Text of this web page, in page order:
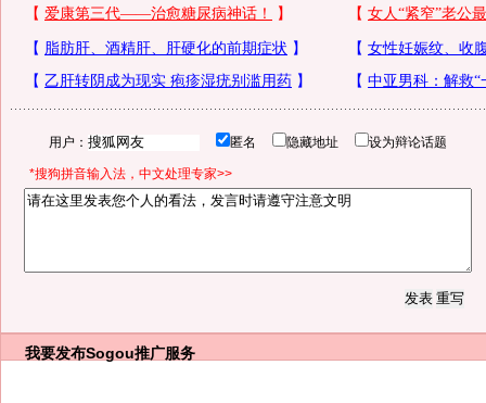
用户： 匿名 隐藏地址 设为辩论话题
*搜狗拼音输入法，中文处理专家>>
我要发布Sogou推广服务